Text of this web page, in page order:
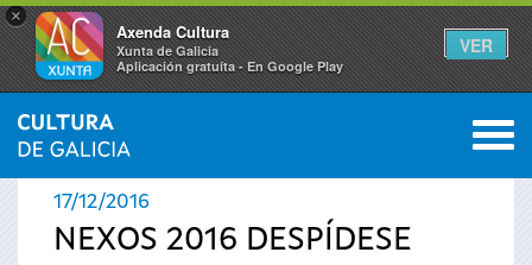
×
Axenda Cultura
Xunta de Galicia
Aplicación gratuíta - En Google Play
VER
Vostede
está
INICIO › ACTUALIDADE 0
17/12/2016
NEXOS 2016 DESPÍDESE